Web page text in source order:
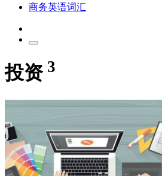
商务英语词汇
投资3